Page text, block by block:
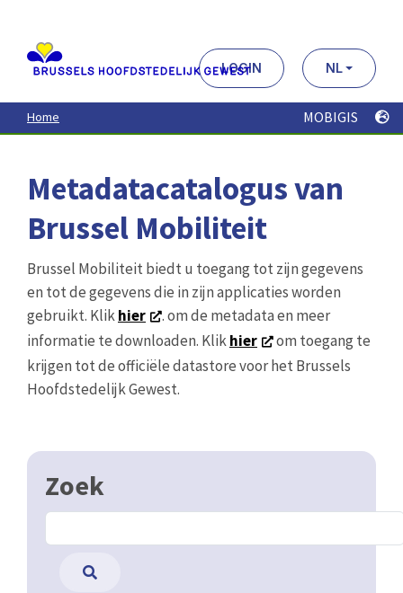
contenu
principal
LOGIN NL
Home MOBIGIS
Metadatacatalogus van
Brussel Mobiliteit
Brussel Mobiliteit biedt u toegang tot zijn gegevens
en tot de gegevens die in zijn applicaties worden
gebruikt. Klikhier
. om de metadata en meer
informatie te downloaden. Klikhier
om toegang te
krijgen tot de officiële datastore voor het Brussels
Hoofdstedelijk Gewest.
Zoek